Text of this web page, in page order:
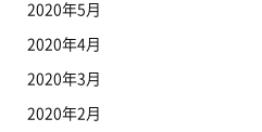
2020年5月
2020年4月
2020年3月
2020年2月